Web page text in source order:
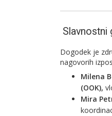
Slavnostni
Dogodek je
nagovorih
Milena
(OOK),
Mira